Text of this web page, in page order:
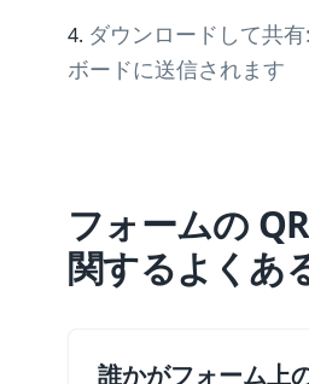
ダウンロードして共
ボードに送信されます
フォームの
関するよくあ
誰かがフォーム上